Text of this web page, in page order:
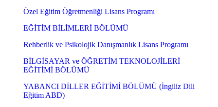
Özel Eğitim Öğretmenliği Lisans Programı
EĞİTİM BİLİMLERİ BÖLÜMÜ
Rehberlik ve Psikolojik Danışmanlık Lisans Programı
BİLGİSAYAR ve ÖĞRETİM TEKNOLOJİLERİ
EĞİTİMİ BÖLÜMÜ
YABANCI DİLLER EĞİTİMİ BÖLÜMÜ (İngiliz Dili
Eğitim ABD)